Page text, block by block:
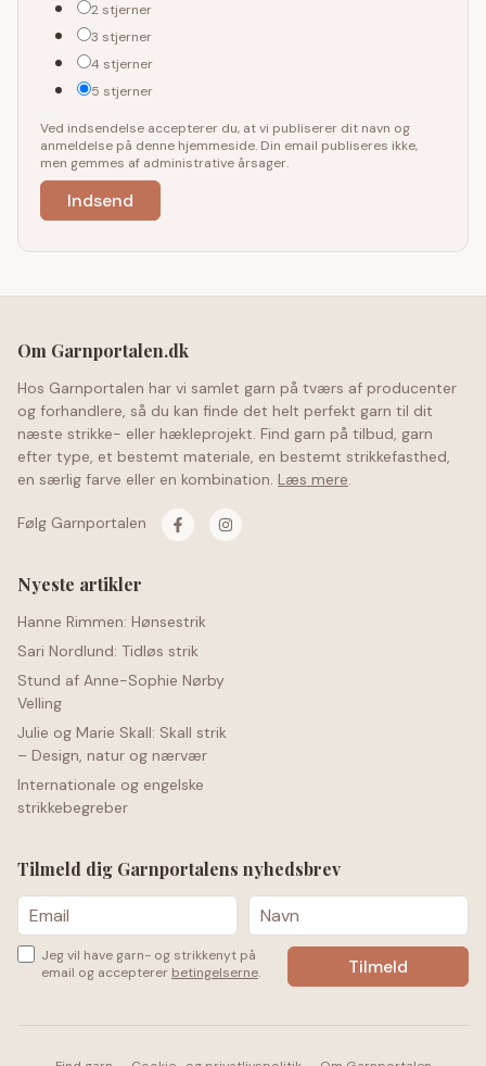
2 stjerner
3 stjerner
4 stjerner
5 stjerner
Ved indsendelse accepterer du, at vi publiserer dit navn og
anmeldelse på denne hjemmeside. Din email publiseres ikke,
men gemmes af administrative årsager.
Om Garnportalen.dk
Hos Garnportalen har vi samlet garn på tværs af producenter
og forhandlere, så du kan finde det helt perfekt garn til dit
næste strikke- eller hækleprojekt. Find garn på tilbud, garn
efter type, et bestemt materiale, en bestemt strikkefasthed,
en særlig farve eller en kombination. Læs mere.
Følg Garnportalen
Nyeste artikler
Hanne Rimmen: Hønsestrik
Sari Nordlund: Tidløs strik
Stund af Anne-Sophie Nørby
Velling
Julie og Marie Skall: Skall strik
– Design, natur og nærvær
Internationale og engelske
strikkebegreber
Tilmeld dig Garnportalens nyhedsbrev
Jeg vil have garn- og strikkenyt på
email og accepterer betingelserne.